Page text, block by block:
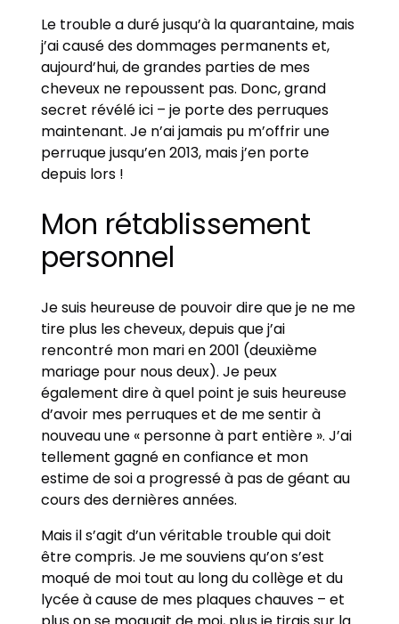
Le trouble a duré jusqu’à la quarantaine, mais
j’ai causé des dommages permanents et,
aujourd’hui, de grandes parties de mes
cheveux ne repoussent pas. Donc, grand
secret révélé ici – je porte des perruques
maintenant. Je n’ai jamais pu m’offrir une
perruque jusqu’en 2013, mais j’en porte
depuis lors !
Mon rétablissement
personnel
Je suis heureuse de pouvoir dire que je ne me
tire plus les cheveux, depuis que j’ai
rencontré mon mari en 2001 (deuxième
mariage pour nous deux). Je peux
également dire à quel point je suis heureuse
d’avoir mes perruques et de me sentir à
nouveau une « personne à part entière ». J’ai
tellement gagné en confiance et mon
estime de soi a progressé à pas de géant au
cours des dernières années.
Mais il s’agit d’un véritable trouble qui doit
être compris. Je me souviens qu’on s’est
moqué de moi tout au long du collège et du
lycée à cause de mes plaques chauves – et